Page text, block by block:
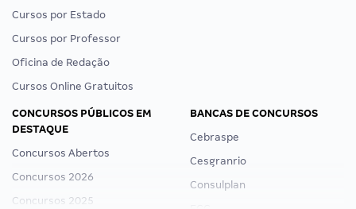
Cursos por Estado
Cursos por Professor
Oficina de Redação
Cursos Online Gratuitos
CONCURSOS PÚBLICOS EM
DESTAQUE
Concursos Abertos
Concursos 2026
Concursos 2025
BANCAS DE CONCURSOS
Cebraspe
Cesgranrio
Consulplan